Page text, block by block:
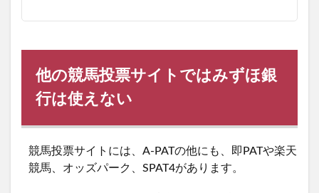
他の競馬投票サイトではみずほ銀
行は使えない
競馬投票サイトには、A-PATの他にも、即PATや楽天
競馬、オッズパーク、SPAT4があります。